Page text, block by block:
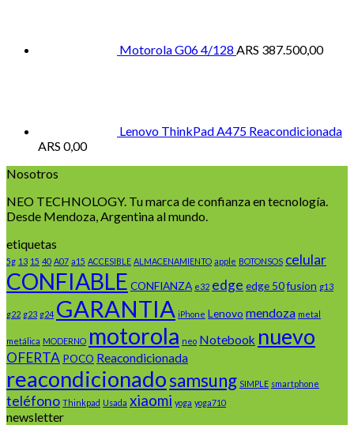
Motorola G06 4/128 ARS 387.500,00
Lenovo ThinkPad A475 Reacondicionada
ARS 0,00
Nosotros
NEO TECHNOLOGY. Tu marca de confianza en tecnología.
Desde Mendoza, Argentina al mundo.
etiquetas
5g 13 15 40 A07 a15 ACCESIBLE ALMACENAMIENTO apple BOTONSOS celular
CONFIABLE CONFIANZA e32 edge edge 50fusion g13
g22 g23 g24 GARANTIA iPhone Lenovo mendoza metal
metálica MODERNO motorola neo Notebook nuevo
OFERTA POCO Reacondicionada
reacondicionadosamsung SIMPLE smartphone
teléfono Thinkpad Usada xiaomi yoga yoga710
newsletter